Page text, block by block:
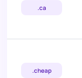
.ca
.cheap